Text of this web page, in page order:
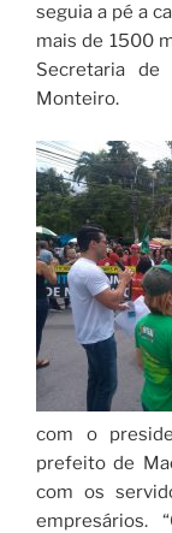
seguia a pé a
mais de 1500
Secretaria de
Monteiro.
com o
prefeito de
com os
empresários.